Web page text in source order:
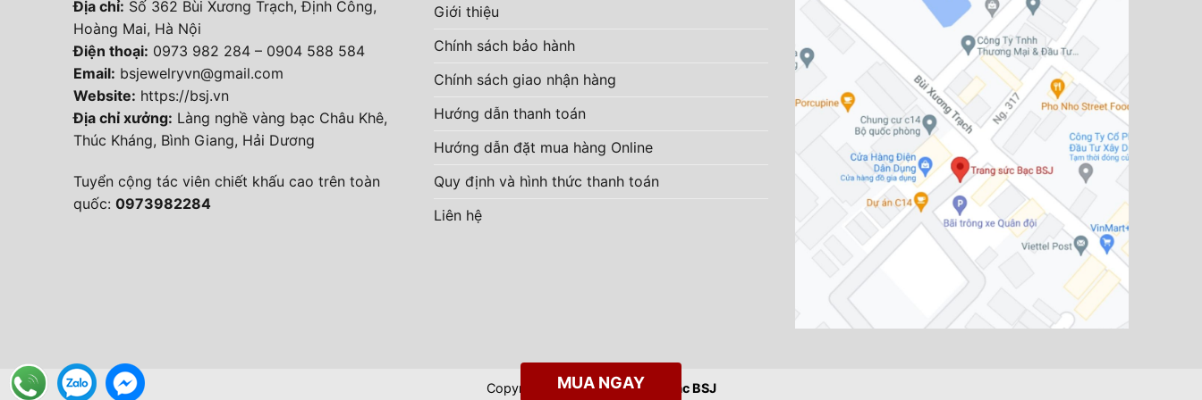
Địa chỉ: Số 362 Bùi Xương Trạch, Định Công,
Hoàng Mai, Hà Nội
Điện thoại: 0973 982 284 – 0904 588 584
Email: bsjewelryvn@gmail.com
Website: https://bsj.vn
Địa chỉ xưởng: Làng nghề vàng bạc Châu Khê,
Thúc Kháng, Bình Giang, Hải Dương
Tuyển cộng tác viên chiết khấu cao trên toàn
quốc: 0973982284
Giới thiệu
Chính sách bảo hành
Chính sách giao nhận hàng
Hướng dẫn thanh toán
Hướng dẫn đặt mua hàng Online
Quy định và hình thức thanh toán
Liên hệ
Copyright 2026 ©Trang sức Bạc BSJ
MUA NGAY